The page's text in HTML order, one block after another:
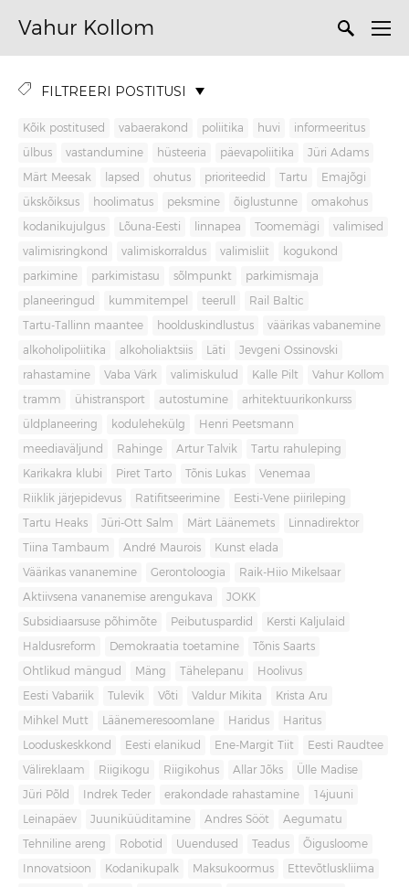
Vahur Kollom
FILTREERI POSTITUSI
Kõik postitused vabaerakond poliitika huvi informeeritus
ülbus vastandumine hüsteeria päevapoliitika Jüri Adams
Märt Meesak lapsed ohutus prioriteedid Tartu Emajõgi
ükskõiksus hoolimatus peksmine õiglustunne omakohus
kodanikujulgus Lõuna-Eesti linnapea Toomemägi valimised
valimisringkond valimiskorraldus valimisliit kogukond
parkimine parkimistasu sõlmpunkt parkimismaja
planeeringud kummitempel teerull Rail Baltic
Tartu-Tallinn maantee hoolduskindlustus väärikas vabanemine
alkoholipoliitika alkoholiaktsiis Läti Jevgeni Ossinovski
rahastamine Vaba Värk valimiskulud Kalle Pilt Vahur Kollom
tramm ühistransport autostumine arhitektuurikonkurss
üldplaneering kodulehekülg Henri Peetsmann
meediaväljund Rahinge Artur Talvik Tartu rahuleping
Karikakra klubi Piret Tarto Tõnis Lukas Venemaa
Riiklik järjepidevus Ratifitseerimine Eesti-Vene piirileping
Tartu Heaks Jüri-Ott Salm Märt Läänemets Linnadirektor
Tiina Tambaum André Maurois Kunst elada
Väärikas vananemine Gerontoloogia Raik-Hiio Mikelsaar
Aktiivsena vananemise arengukava JOKK
Subsidiaarsuse põhimõte Peibutuspardid Kersti Kaljulaid
Haldusreform Demokraatia toetamine Tõnis Saarts
Ohtlikud mängud Mäng Tähelepanu Hoolivus
Eesti Vabariik Tulevik Võti Valdur Mikita Krista Aru
Mihkel Mutt Läänemeresoomlane Haridus Haritus
Looduskeskkond Eesti elanikud Ene-Margit Tiit Eesti Raudtee
Välireklaam Riigikogu Riigikohus Allar Jõks Ülle Madise
Jüri Põld Indrek Teder erakondade rahastamine 14juuni
Leinapäev Juuniküüditamine Andres Sööt Aegumatu
Tehniline areng Robotid Uuendused Teadus Õigusloome
Innovatsioon Kodanikupalk Maksukoormus Ettevõtluskliima